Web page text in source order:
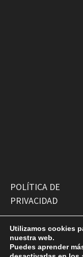
POLÍTICA DE
PRIVACIDAD
Utilizamos cookies
nuestra web.
Puedes aprender